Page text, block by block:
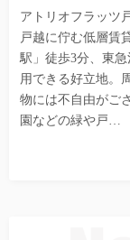
アトリオフラッツ
戸越に佇む低層賃
駅」徒歩3分、東
用できる好立地。
物には不自由がご
園などの緑や戸…